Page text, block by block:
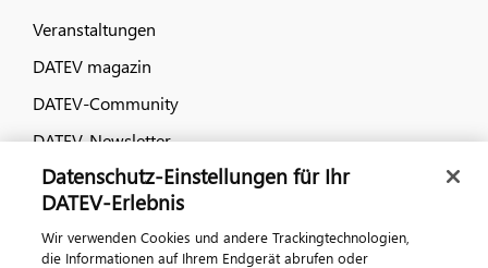
Veranstaltungen
DATEV magazin
DATEV-Community
DATEV-Newsletter
Kontaktieren Sie uns
Datenschutz-Einstellungen für Ihr
DATEV-Erlebnis
Wir verwenden Cookies und andere Trackingtechnologien,
die Informationen auf Ihrem Endgerät abrufen oder